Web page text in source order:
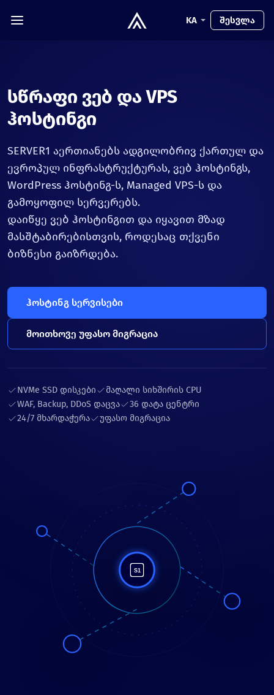
KA შესვლა
სწრაფი ვებ და VPS
ჰოსტინგი
SERVER1 აერთიანებს ადგილობრივ ქართულ და
ევროპულ ინფრასტრუქტურას, ვებ ჰოსტინგს,
WordPress ჰოსტინგ-ს, Managed VPS-ს და
გამოყოფილ სერვერებს.
დაიწყე ვებ ჰოსტინგით და იყავით მზად
მასშტაბირებისთვის, როდესაც თქვენი
ბიზნესი გაიზრდება.
ჰოსტინგ სერვისები
მოითხოვე უფასო მიგრაცია
NVMe SSD დისკები
მაღალი სიხშირის CPU
WAF, Backup, DDoS დაცვა
36 დატა ცენტრი
24/7 მხარდაჭერა
უფასო მიგრაცია